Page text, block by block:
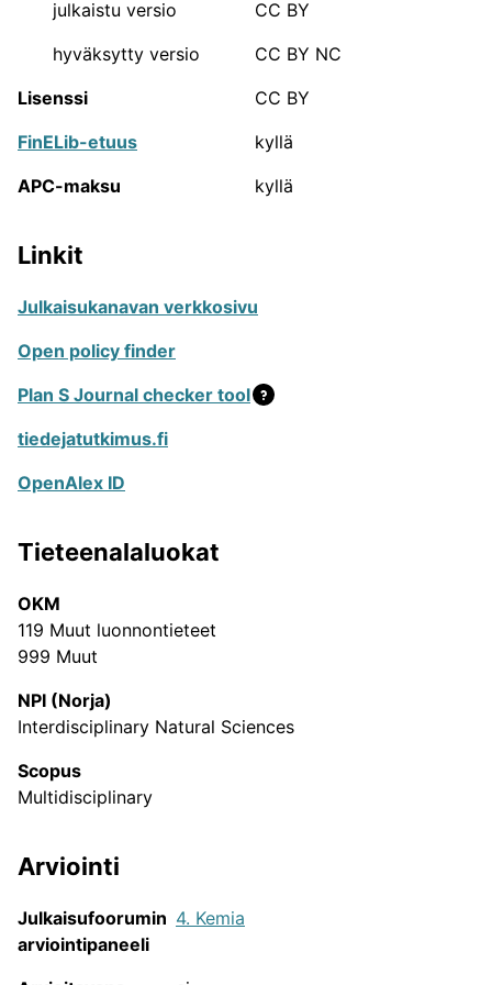
tieteenalakohtaista asiantuntijapaneelia, joihin
tieteentekijää. Julkaisufoorumi toimii Tieteellisten
seurain valtuuskunnassa (TSV).
julkaisukanavien määrä
4150
Ammattilehdet ja yleistajuiset
julkaisusarjat
640
Julkaisukanavat tieteenaloittain
JUFO-portaalin sisältämien tieteellisten
julkaisusarjojen tieteenalajakauma.
julkaistu versio
CC BY
hyväksytty versio
CC BY NC
Lisenssi
CC BY
FinELib-etuus
kyllä
APC-maksu
kyllä
Linkit
Julkaisukanavan verkkosivu
Open policy finder
Plan S Journal checker tool
tiedejatutkimus.fi
OpenAlex ID
Tieteenalaluokat
OKM
119 Muut luonnontieteet
999 Muut
NPI (Norja)
Interdisciplinary Natural Sciences
Scopus
Multidisciplinary
Arviointi
Julkaisufoorumin
arviointipaneeli
4. Kemia